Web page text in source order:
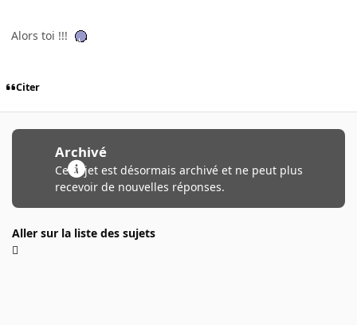
Alors toi !!!
Citer
Archivé
Ce sujet est désormais archivé et ne peut plus
recevoir de nouvelles réponses.
Aller sur la liste des sujets